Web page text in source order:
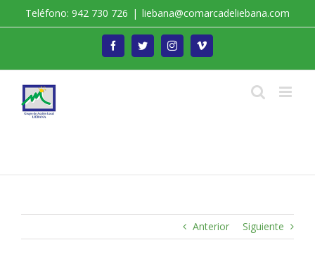
Teléfono: 942 730 726 | liebana@comarcadeliebana.com
FacebookTwitterInstagramVimeo
Anterior Siguiente